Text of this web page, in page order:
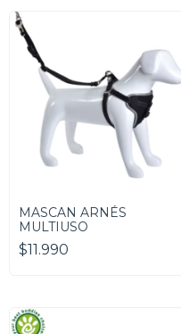
MASCAN ARNÉS
MULTIUSO
$11.990